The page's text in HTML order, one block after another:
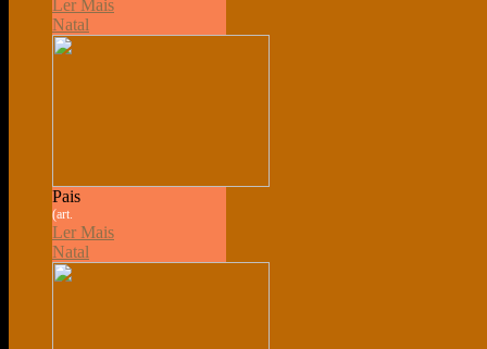
Ler Mais
Natal
Pais
(art.
Ler Mais
Natal